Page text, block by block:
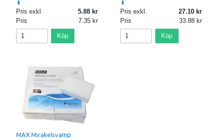
Pris exkl.
5.88
Pris
7.35
Köp
Pris exkl.
27.10
Pris
33.88
Köp
MAX Mirakelsvamp